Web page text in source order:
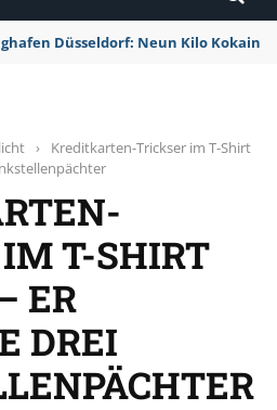
Düsseldorf: Neun Kilo Kokain
›
Kreditkarten-Trickser im T-Shirt
T-SHIRT
ER
DREI